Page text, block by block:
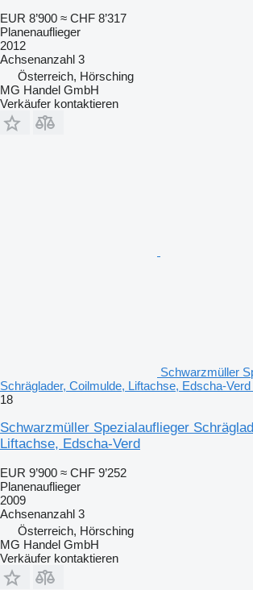
EUR 8’900 ≈ CHF 8’317
Planenauflieger
2012
Achsenanzahl 3
Österreich, Hörsching
MG Handel GmbH
Verkäufer kontaktieren
Schwarzmüller
Schräglader, Coilmulde, Liftachse, Edscha-
18
Schwarzmüller Spezialauflieger
Liftachse, Edscha-Verd
EUR 9’900 ≈ CHF 9’252
Planenauflieger
2009
Achsenanzahl 3
Österreich, Hörsching
MG Handel GmbH
Verkäufer kontaktieren